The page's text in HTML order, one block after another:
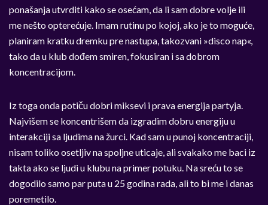
ponašanja utvrditi kako se osećam, da li sam dobre volje ili
me nešto opterećuje. Imam rutinu po kojoj, ako je to moguće,
planiram kratku dremku pre nastupa, takozvani »disco nap«,
tako da u klub dođem smiren, fokusiran i sa dobrom
koncentracijom.
Iz toga onda potiču dobri miksevi i prava energija partyja.
Najvišem se koncentrišem da izgradim dobru energiju u
interakciji sa ljudima na žurci. Kad sam u punoj koncentraciji,
nisam toliko osetljiv na spoljne uticaje, ali svakako me baci iz
takta ako se ljudi u klubu na primer potuku. Na sreću to se
dogodilo samo par puta u 25 godina rada, ali to bi me i danas
poremetilo.